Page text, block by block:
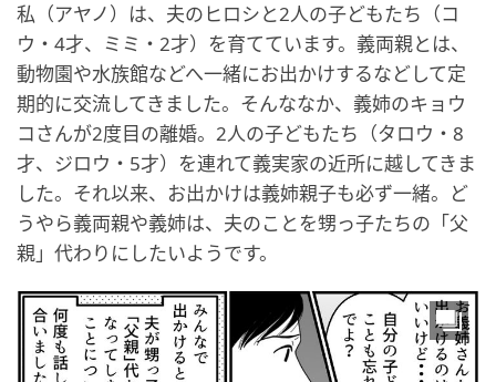
私（アヤノ）は、夫のヒロシと2人の子どもたち（コ
ウ・4才、ミミ・2才）を育てています。義両親とは、
動物園や水族館などへ一緒にお出かけするなどして定
期的に交流してきました。そんななか、義姉のキョウ
コさんが2度目の離婚。2人の子どもたち（タロウ・8
才、ジロウ・5才）を連れて義実家の近所に越してきま
した。それ以来、お出かけは義姉親子も必ず一緒。ど
うやら義両親や義姉は、夫のことを甥っ子たちの「父
親」代わりにしたいようです。